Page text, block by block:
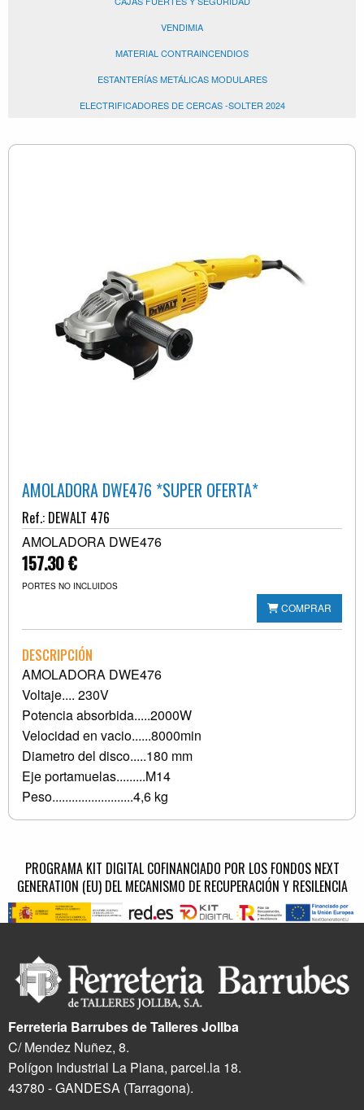
VENDIMIA
MATERIAL CONTRAINCENDIOS
ESTANTERÍAS METÁLICAS MODULARES
ELECTRIFICADORES DE CERCAS -SOLTER 2024
AMOLADORA DWE476 *SUPER OFERTA*
Ref.: DEWALT 476
AMOLADORA DWE476
157.30 €
PORTES NO INCLUIDOS
COMPRAR
DESCRIPCIÓN
AMOLADORA DWE476
Voltaje.... 230V
Potencia absorbida.....2000W
Velocidad en vacio......8000min
Diametro del disco.....180 mm
Eje portamuelas.........M14
Peso.........................4,6 kg
PROGRAMA KIT DIGITAL COFINANCIADO POR LOS FONDOS NEXT
GENERATION (EU) DEL MECANISMO DE RECUPERACIÓN Y RESILENCIA
Ferreteria Barrubes de Talleres Jollba
C/ Mendez Nuñez, 8.
Polígon Industrial La Plana, parcel.la 18.
43780 - GANDESA (Tarragona).